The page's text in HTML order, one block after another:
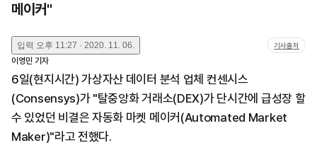
메이커"
입력 오후 11:27 · 2020. 11. 06. 기사출처
이영민 기자
6일(현지시간) 가상자산 데이터 분석 업체 컨센시스
(Consensys)가 "탈중앙화 거래소(DEX)가 단시간에 급성장 할
수 있었던 비결은 자동화 마켓 메이커(Automated Market
Maker)"라고 전했다.